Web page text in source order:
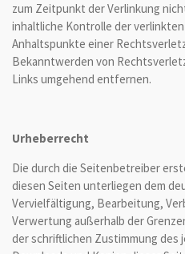
zum Zeitpunkt der Verlinkung
inhaltliche Kontrolle der
Anhaltspunkte einer
Bekanntwerden von
Links umgehend entfernen.
Urheberrecht
Die durch die Seitenbetreiber
diesen Seiten unterliegen dem
Vervielfältigung, Bearbeitung,
Verwertung außerhalb der
der schriftlichen Zustimmung des